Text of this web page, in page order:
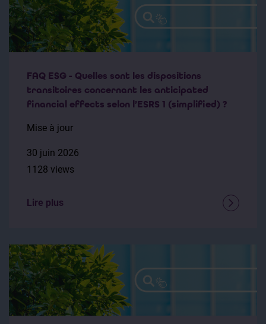
FAQ ESG - Quelles sont les dispositions
transitoires concernant les anticipated
financial effects selon l’ESRS 1 (simplified) ?
Mise à jour
30 juin 2026
1128 views
Lire plus